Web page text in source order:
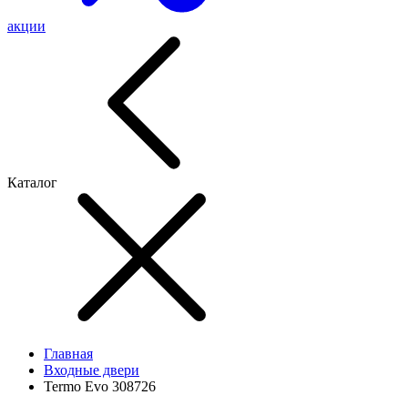
акции
Каталог
Главная
Входные двери
Termo Evo 308726